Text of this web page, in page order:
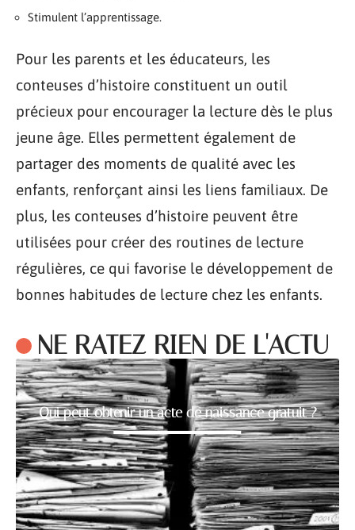
Stimulent l’apprentissage.
Pour les parents et les éducateurs, les
conteuses d’histoire constituent un outil
précieux pour encourager la lecture dès le plus
jeune âge. Elles permettent également de
partager des moments de qualité avec les
enfants, renforçant ainsi les liens familiaux. De
plus, les conteuses d’histoire peuvent être
utilisées pour créer des routines de lecture
régulières, ce qui favorise le développement de
bonnes habitudes de lecture chez les enfants.
NE RATEZ RIEN DE L'ACTU
Qui peut obtenir un acte de naissance gratuit ?